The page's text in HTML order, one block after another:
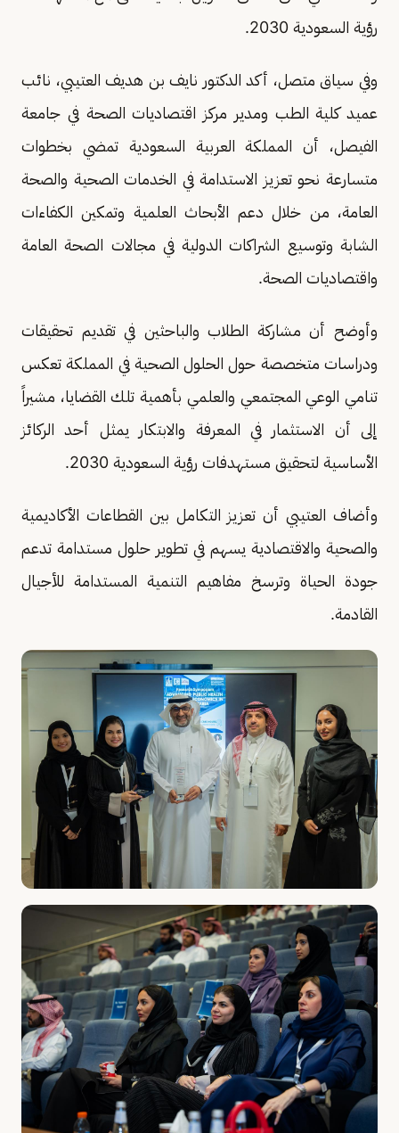
رؤية السعودية 2030.
وفي سياق متصل، أكد الدكتور نايف بن هديف العتيبي، نائب
عميد كلية الطب ومدير مركز اقتصاديات الصحة في جامعة
الفيصل، أن المملكة العربية السعودية تمضي بخطوات
متسارعة نحو تعزيز الاستدامة في الخدمات الصحية والصحة
العامة، من خلال دعم الأبحاث العلمية وتمكين الكفاءات
الشابة وتوسيع الشراكات الدولية في مجالات الصحة العامة
واقتصاديات الصحة.
وأوضح أن مشاركة الطلاب والباحثين في تقديم تحقيقات
ودراسات متخصصة حول الحلول الصحية في المملكة تعكس
تنامي الوعي المجتمعي والعلمي بأهمية تلك القضايا، مشيراً
إلى أن الاستثمار في المعرفة والابتكار يمثل أحد الركائز
الأساسية لتحقيق مستهدفات رؤية السعودية 2030.
وأضاف العتيبي أن تعزيز التكامل بين القطاعات الأكاديمية
والصحية والاقتصادية يسهم في تطوير حلول مستدامة تدعم
جودة الحياة وترسخ مفاهيم التنمية المستدامة للأجيال
القادمة.